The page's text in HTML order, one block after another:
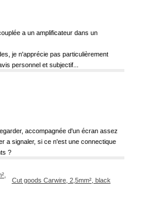
a un amplificateur dans un
je n'apprécie pas particulièrement
personnel et subjectif...
accompagnée d'un écran assez
a signaler, si ce n'est une connectique
?
Cut goods Carwire, 2,5mm², black